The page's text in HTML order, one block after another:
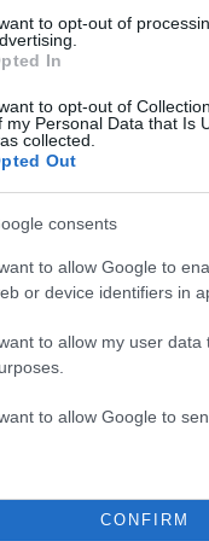
to opt-out of
In
to opt-out of
my Personal Data that Is
collected.
Out
consents
to allow Google to
or device identifiers in
to allow my user
to allow Google to
CONFIRM
Share: